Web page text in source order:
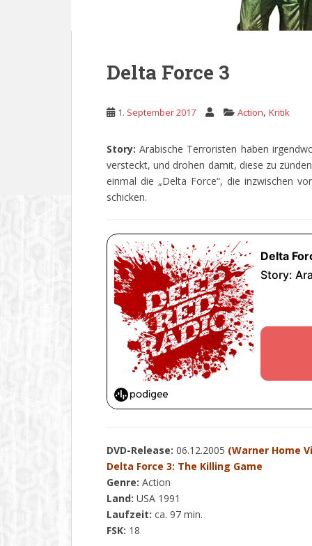
Delta Force 3
1. September 2017 Action, Kritik
Story:Arabische Terroristen haben
versteckt, und drohen damit, diese zu
einmal die „Delta Force“, die inzwischen
schicken.
DVD-Release: 06.12.2005 (Warner Home
Delta Force 3: The Killing Game
Genre: Action
Land: USA 1991
Laufzeit: ca. 97 min.
FSK: 18